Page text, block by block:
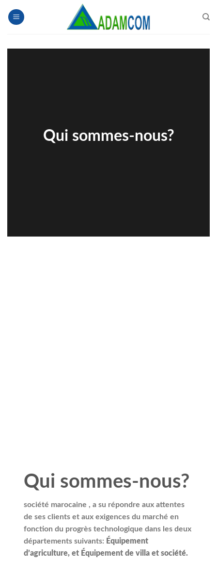
Qui sommes-nous?
Qui sommes-nous?
société marocaine , a su répondre aux attentes
de ses clients et aux exigences du marché en
fonction du progrès technologique dans les deux
départements suivants: Équipement
d’agriculture, et Équipement de villa et société.